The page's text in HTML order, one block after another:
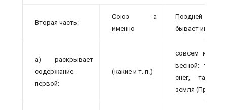
Вторая часть:
Союз а
именно
Поздней
бывает иногда
а) раскрывает
содержание
первой;
(какие и т. п.)
совсем как
весной: там
снег, там
земля (Пришв.).